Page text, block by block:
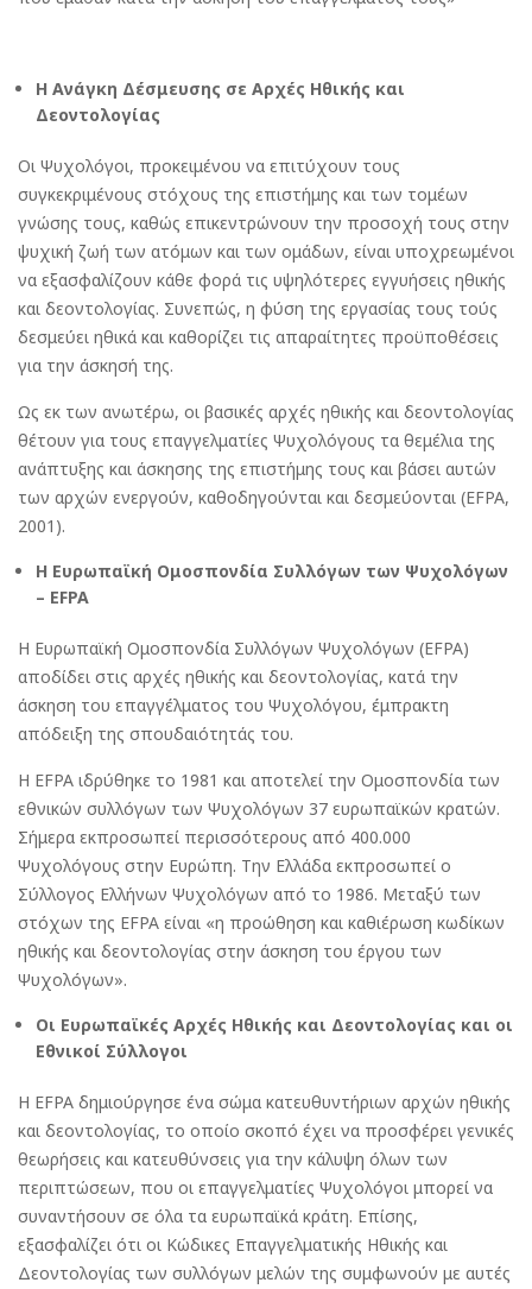
Η Ανάγκη Δέσμευσης σε Αρχές Ηθικής και
Δεοντολογίας
Οι Ψυχολόγοι, προκειμένου να επιτύχουν τους
συγκεκριμένους στόχους της επιστήμης και των τομέων
γνώσης τους, καθώς επικεντρώνουν την προσοχή τους στην
ψυχική ζωή των ατόμων και των ομάδων, είναι υποχρεωμένοι
να εξασφαλίζουν κάθε φορά τις υψηλότερες εγγυήσεις ηθικής
και δεοντολογίας. Συνεπώς, η φύση της εργασίας τους τούς
δεσμεύει ηθικά και καθορίζει τις απαραίτητες προϋποθέσεις
για την άσκησή της.
Ως εκ των ανωτέρω, οι βασικές αρχές ηθικής και δεοντολογίας
θέτουν για τους επαγγελματίες Ψυχολόγους τα θεμέλια της
ανάπτυξης και άσκησης της επιστήμης τους και βάσει αυτών
των αρχών ενεργούν, καθοδηγούνται και δεσμεύονται (EFPA,
2001).
Η Ευρωπαϊκή Ομοσπονδία Συλλόγων των Ψυχολόγων
– EFPA
Η Ευρωπαϊκή Ομοσπονδία Συλλόγων Ψυχολόγων (EFPA)
αποδίδει στις αρχές ηθικής και δεοντολογίας, κατά την
άσκηση του επαγγέλματος του Ψυχολόγου, έμπρακτη
απόδειξη της σπουδαιότητάς του.
Η EFPA ιδρύθηκε το 1981 και αποτελεί την Ομοσπονδία των
εθνικών συλλόγων των Ψυχολόγων 37 ευρωπαϊκών κρατών.
Σήμερα εκπροσωπεί περισσότερους από 400.000
Ψυχολόγους στην Ευρώπη. Την Ελλάδα εκπροσωπεί ο
Σύλλογος Ελλήνων Ψυχολόγων από το 1986. Μεταξύ των
στόχων της EFPA είναι «η προώθηση και καθιέρωση κωδίκων
ηθικής και δεοντολογίας στην άσκηση του έργου των
Ψυχολόγων».
Οι Ευρωπαϊκές Αρχές Ηθικής και Δεοντολογίας και οι
Εθνικοί Σύλλογοι
Η EFPA δημιούργησε ένα σώμα κατευθυντήριων αρχών ηθικής
και δεοντολογίας, το οποίο σκοπό έχει να προσφέρει γενικές
θεωρήσεις και κατευθύνσεις για την κάλυψη όλων των
περιπτώσεων, που οι επαγγελματίες Ψυχολόγοι μπορεί να
συναντήσουν σε όλα τα ευρωπαϊκά κράτη. Επίσης,
εξασφαλίζει ότι οι Κώδικες Επαγγελματικής Ηθικής και
Δεοντολογίας των συλλόγων μελών της συμφωνούν με αυτές